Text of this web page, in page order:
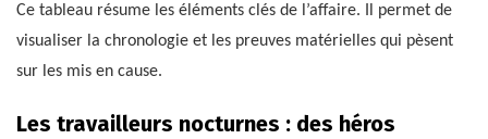
Ce tableau résume les éléments clés de l’affaire. Il permet de
visualiser la chronologie et les preuves matérielles qui pèsent
sur les mis en cause.
Les travailleurs nocturnes : des héros